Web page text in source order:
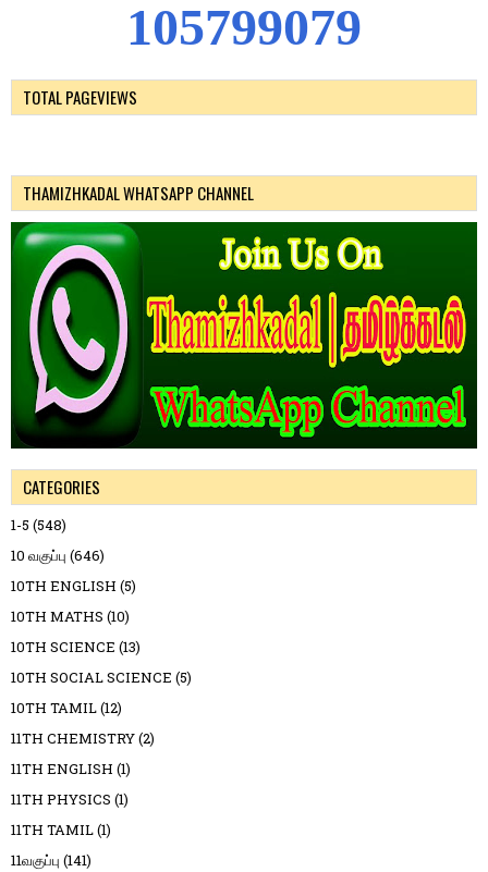
105799079
TOTAL PAGEVIEWS
THAMIZHKADAL WHATSAPP CHANNEL
CATEGORIES
1-5 (548)
10 வகுப்பு (646)
10TH ENGLISH (5)
10TH MATHS (10)
10TH SCIENCE (13)
10TH SOCIAL SCIENCE (5)
10TH TAMIL(12)
11TH CHEMISTRY(2)
11TH ENGLISH (1)
11TH PHYSICS (1)
11TH TAMIL(1)
11வகுப்பு (141)